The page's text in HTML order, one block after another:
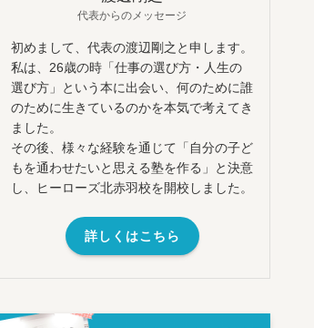
代表からのメッセージ
初めまして、代表の渡辺剛之と申します。
私は、26歳の時「仕事の選び方・人生の
選び方」という本に出会い、何のために誰
のために生きているのかを本気で考えてき
ました。
その後、様々な経験を通じて「自分の子ど
もを通わせたいと思える塾を作る」と決意
し、ヒーローズ北赤羽校を開校しました。
詳しくはこちら